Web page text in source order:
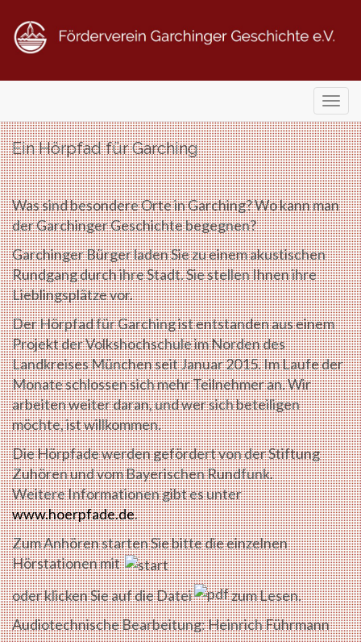
content
Ein Hörpfad für Garching
Was sind besondere Orte in Garching? Wo kann man
der Garchinger Geschichte begegnen?
Garchinger Bürger laden Sie zu einem akustischen
Rundgang durch ihre Stadt. Sie stellen Ihnen ihre
Lieblingsplätze vor.
Der Hörpfad für Garching ist entstanden aus einem
Projekt der Volkshochschule im Norden des
Landkreises München seit Januar 2015. Im Laufe der
Monate schlossen sich mehr Teilnehmer an. Wir
arbeiten weiter daran, und wer sich beteiligen
möchte, ist willkommen.
Die Hörpfade werden gefördert von der Stiftung
Zuhören und vom Bayerischen Rundfunk.
Weitere Informationen gibt es unter
www.hoerpfade.de.
Zum Anhören starten Sie bitte die einzelnen
Hörstationen mit
oder klicken Sie auf die Datei
zum Lesen.
Audiotechnische Bearbeitung: Heinrich Führmann